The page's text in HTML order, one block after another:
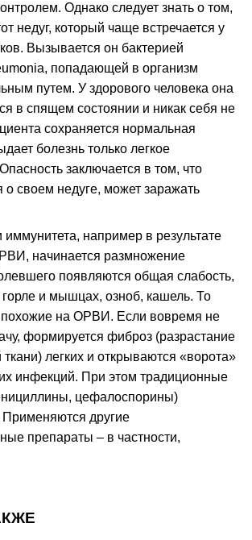
Однако следует знать о том,
недуг, который чаще встречается у
Вызывается он бактерией
попадающей в организм
путем. У здорового человека она
в спящем состоянии и никак себя не
сохраняется нормальная
болезнь только легкое
заключается в том, что
о своем недуге, может заражать
например в результате
начинается размножение
появляются общая слабость,
горле и мышцах, озноб, кашель. То
похожие на ОРВИ. Если вовремя не
формируется фиброз (разрастание
легких и открываются «ворота»
инфекций. При этом традиционные
цефалоспорины)
другие
препараты – в частности,